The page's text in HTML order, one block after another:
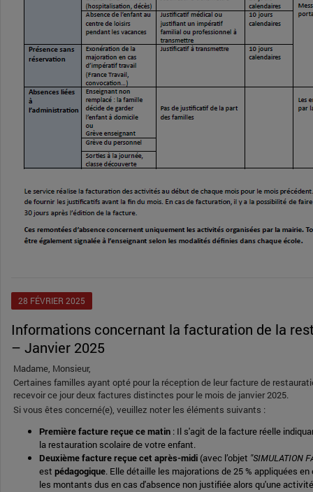
28 FÉVRIER 2025
Informations concernant la facturation de la restauration scolaire
– Janvier 2025
Madame, Monsieur,
Certaines familles ayant opté pour la réception de leur facture de
recevoir ce jour deux factures distinctes pour le mois de janvier 2025.
Si vous êtes concerné(e), veuillez noter les éléments suivants :
Première facture reçue ce matin : Il s'agit de la facture réelle
la restauration scolaire de votre enfant.
Deuxième facture reçue cet après-midi (avec l’objet "SIMULATION
est pédagogique. Elle détaille les majorations de 25 % appliquées
les montants dus en cas d'absence non justifiée alors qu'une